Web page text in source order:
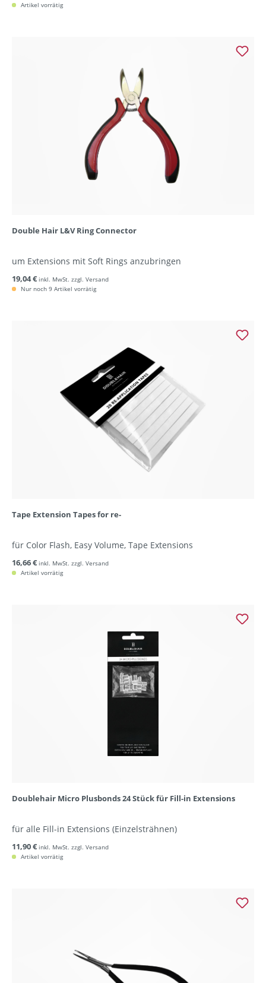
Artikel vorrätig
Double Hair L&V Ring Connector
um Extensions mit Soft Rings anzubringen
19,04 € inkl. MwSt. zzgl. Versand
Nur noch 9 Artikel vorrätig
Tape Extension Tapes for re-
für Color Flash, Easy Volume, Tape Extensions
16,66 € inkl. MwSt. zzgl. Versand
Artikel vorrätig
Doublehair Micro Plusbonds 24 Stück für Fill-in Extensions
für alle Fill-in Extensions (Einzelsträhnen)
11,90 € inkl. MwSt. zzgl. Versand
Artikel vorrätig